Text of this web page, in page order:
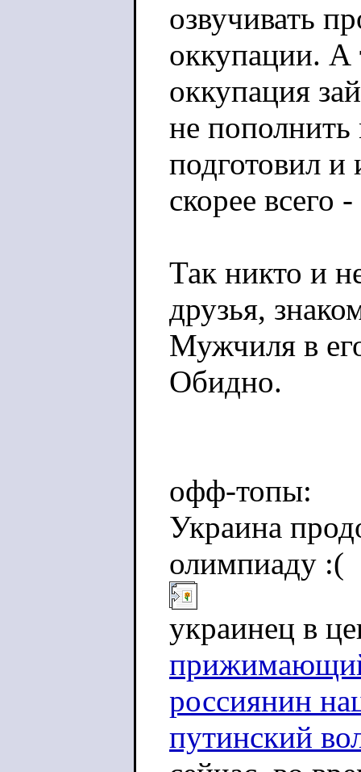
озвучивать
оккупации. А
оккупация
не
подготовил
скорее всего
Так никто и
друзья,
Мужчиля в
Обидно.
офф-топы:
Украина
олимпиаду :(
украинец в
россиянин
путинский